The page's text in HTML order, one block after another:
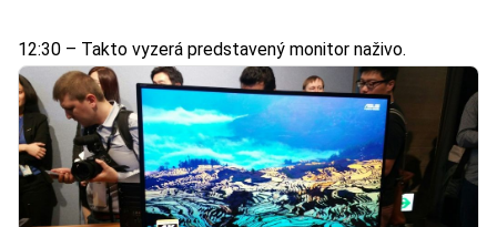
12:30 – Takto vyzerá predstavený monitor naživo.